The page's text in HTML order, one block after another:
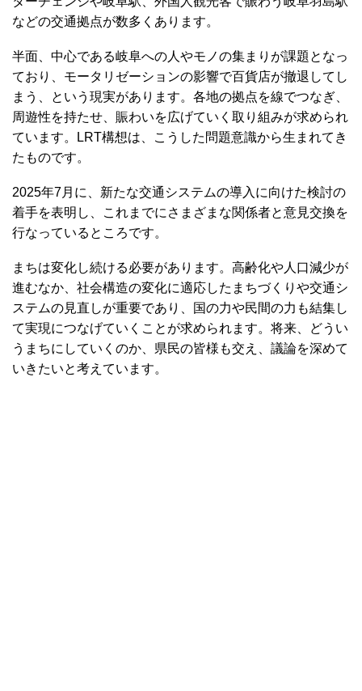
などの交通拠点が数多くあります。
半面、中心である岐阜への人やモノの集まりが課題となっ
ており、モータリゼーションの影響で百貨店が撤退してし
まう、という現実があります。各地の拠点を線でつなぎ、
周遊性を持たせ、賑わいを広げていく取り組みが求められ
ています。LRT構想は、こうした問題意識から生まれてき
たものです。
2025年7月に、新たな交通システムの導入に向けた検討の
着手を表明し、これまでにさまざまな関係者と意見交換を
行なっているところです。
まちは変化し続ける必要があります。高齢化や人口減少が
進むなか、社会構造の変化に適応したまちづくりや交通シ
ステムの見直しが重要であり、国の力や民間の力も結集し
て実現につなげていくことが求められます。将来、どうい
うまちにしていくのか、県民の皆様も交え、議論を深めて
いきたいと考えています。